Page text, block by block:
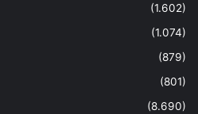
(1.602)
(1.074)
(879)
(801)
(8.690)